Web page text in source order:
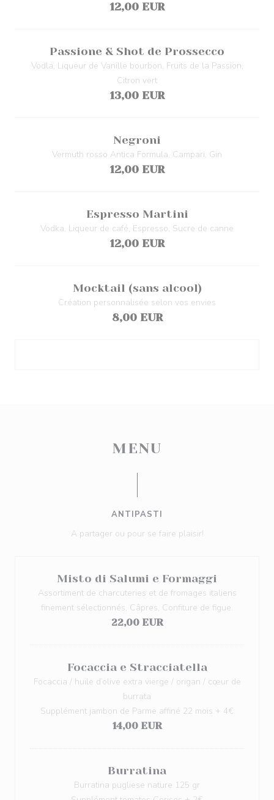
12,00 EUR
Passione & Shot de Prossecco
Vodla, Liqueur de Vanille bourbon, Fruits de la Passion,
Citron vert
13,00 EUR
Negroni
Vermuth rosso Antica Formula, Campari, Gin
12,00 EUR
Espresso Martini
Vodka, Liqueur de café, Espresso, Sucre de canne
12,00 EUR
Mocktail (sans alcool)
Création personnalisée selon vos envies
8,00 EUR
MENU
ANTIPASTI
A partager ou pour se faire plaisir!
Misto di Salumi e Formaggi
Assortiment de charcuteries et de fromages italiens
finement sélectionnés, Câpres, Confiture de figue.
22,00 EUR
Focaccia e Stracciatella
Focaccia / huile d’olive extra vierge / origan / cœur de
burrata
Supplément jambon de Parme affiné 22 mois + 4€
14,00 EUR
Burratina
Burratina pugliese nature 125 gr